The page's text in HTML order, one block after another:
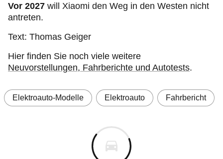
Vor 2027 will Xiaomi den Weg in den Westen nicht
antreten.
Text: Thomas Geiger
Hier finden Sie noch viele weitere
Neuvorstellungen, Fahrberichte und Autotests.
Elektroauto-Modelle Elektroauto Fahrbericht